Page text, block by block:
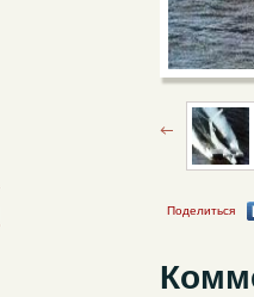
Поделиться